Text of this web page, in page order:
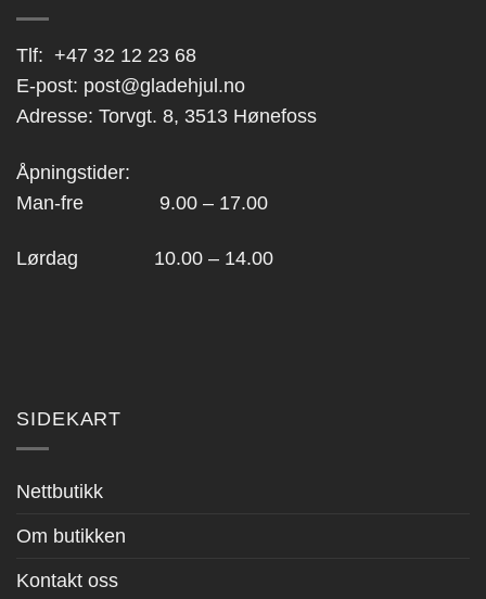
Tlf: +47 32 12 23 68
E-post: post@gladehjul.no
Adresse: Torvgt. 8, 3513 Hønefoss
Åpningstider:
Man-fre 9.00 – 17.00
Lørdag 10.00 – 14.00
SIDEKART
Nettbutikk
Om butikken
Kontakt oss